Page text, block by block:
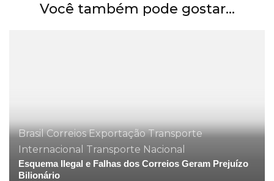
Você também pode gostar...
Brasil Correios Exportação Transporte
Internacional Transporte Nacional
Esquema Ilegal e Falhas dos Correios Geram Prejuízo
Bilionário